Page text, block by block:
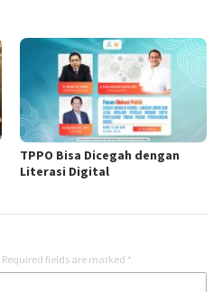
TPPO Bisa Dicegah dengan
Literasi Digital
Required fields are marked *